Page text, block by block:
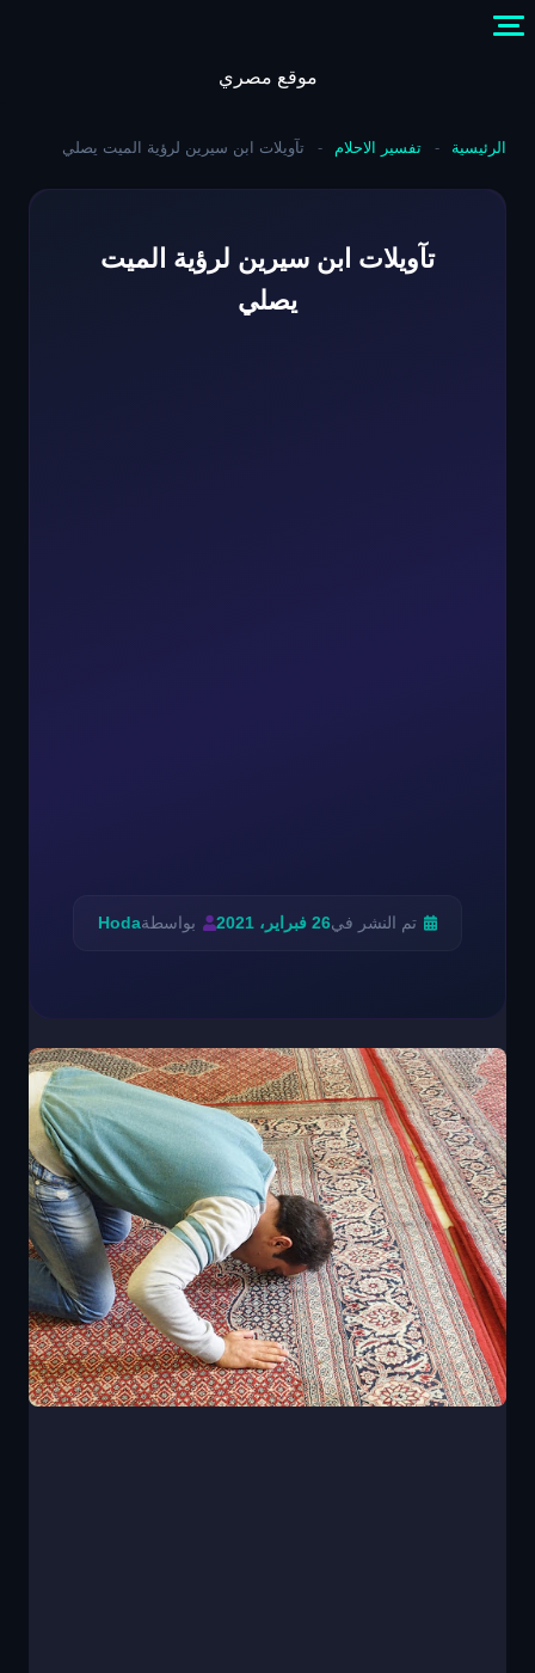
موقع مصري
الرئيسية - تفسير الاحلام - تآويلات ابن سيرين لرؤية الميت يصلي
تآويلات ابن سيرين لرؤية الميت
يصلي
تم النشر في26 فبراير، 2021 بواسطةHoda